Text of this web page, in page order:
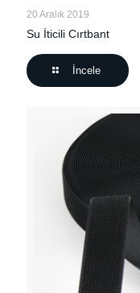
20 Aralık 2019
Su İticili Cırtbant
İncele